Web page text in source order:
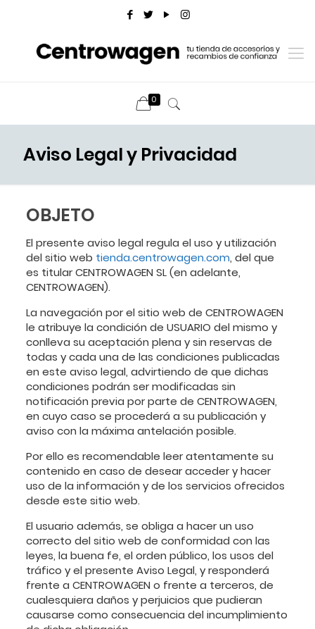
0
Aviso Legal y Privacidad
OBJETO
El presente aviso legal regula el uso y utilización
del sitio web tienda.centrowagen.com, del que
es titular CENTROWAGEN SL (en adelante,
CENTROWAGEN).
La navegación por el sitio web de CENTROWAGEN
le atribuye la condición de USUARIO del mismo y
conlleva su aceptación plena y sin reservas de
todas y cada una de las condiciones publicadas
en este aviso legal, advirtiendo de que dichas
condiciones podrán ser modificadas sin
notificación previa por parte de CENTROWAGEN,
en cuyo caso se procederá a su publicación y
aviso con la máxima antelación posible.
Por ello es recomendable leer atentamente su
contenido en caso de desear acceder y hacer
uso de la información y de los servicios ofrecidos
desde este sitio web.
El usuario además, se obliga a hacer un uso
correcto del sitio web de conformidad con las
leyes, la buena fe, el orden público, los usos del
tráfico y el presente Aviso Legal, y responderá
frente a CENTROWAGEN o frente a terceros, de
cualesquiera daños y perjuicios que pudieran
causarse como consecuencia del incumplimiento